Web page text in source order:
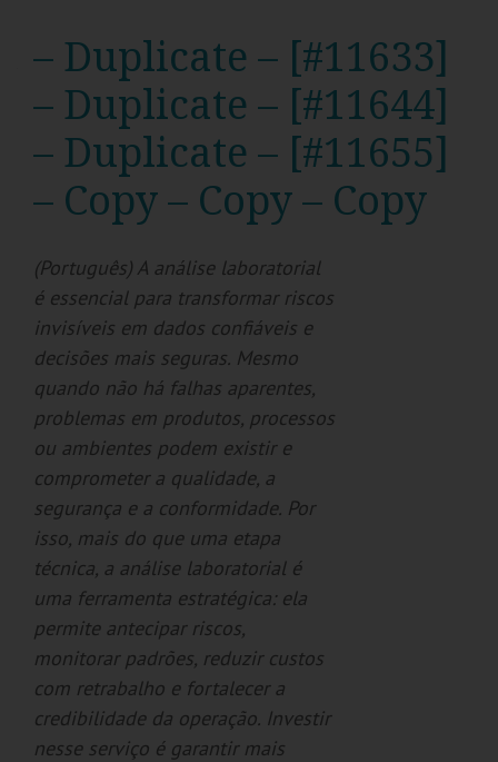
– Duplicate – [#11633]
– Duplicate – [#11644]
– Duplicate – [#11655]
– Copy – Copy – Copy
(Português) A análise laboratorial
é essencial para transformar riscos
invisíveis em dados confiáveis e
decisões mais seguras. Mesmo
quando não há falhas aparentes,
problemas em produtos, processos
ou ambientes podem existir e
comprometer a qualidade, a
segurança e a conformidade. Por
isso, mais do que uma etapa
técnica, a análise laboratorial é
uma ferramenta estratégica: ela
permite antecipar riscos,
monitorar padrões, reduzir custos
com retrabalho e fortalecer a
credibilidade da operação. Investir
nesse serviço é garantir mais